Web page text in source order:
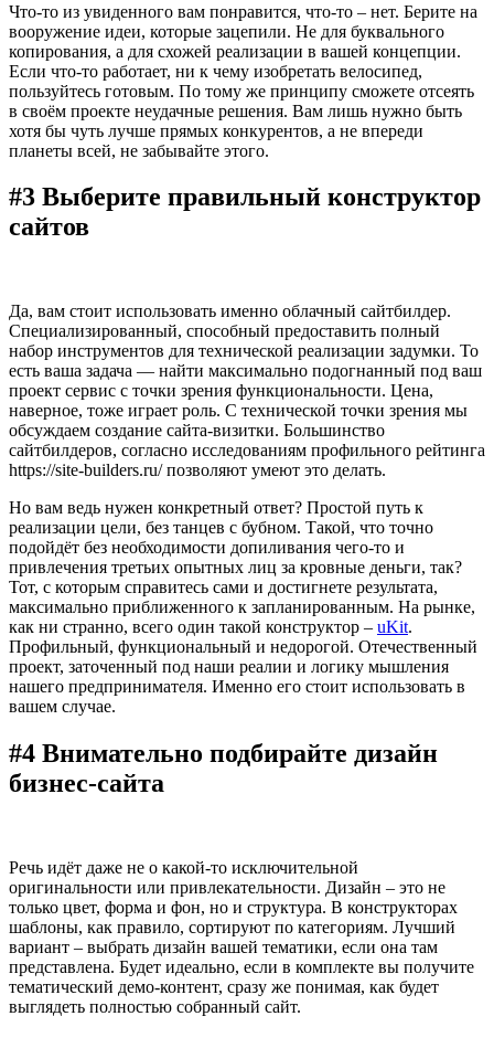
Что-то из увиденного вам понравится, что-то – нет. Берите на
вооружение идеи, которые зацепили. Не для буквального
копирования, а для схожей реализации в вашей концепции.
Если что-то работает, ни к чему изобретать велосипед,
пользуйтесь готовым. По тому же принципу сможете отсеять
в своём проекте неудачные решения. Вам лишь нужно быть
хотя бы чуть лучше прямых конкурентов, а не впереди
планеты всей, не забывайте этого.
#3 Выберите правильный конструктор
сайтов
Да, вам стоит использовать именно облачный сайтбилдер.
Специализированный, способный предоставить полный
набор инструментов для технической реализации задумки. То
есть ваша задача — найти максимально подогнанный под ваш
проект сервис с точки зрения функциональности. Цена,
наверное, тоже играет роль. С технической точки зрения мы
обсуждаем создание сайта-визитки. Большинство
сайтбилдеров, согласно исследованиям профильного рейтинга
https://site-builders.ru/ позволяют умеют это делать.
Но вам ведь нужен конкретный ответ? Простой путь к
реализации цели, без танцев с бубном. Такой, что точно
подойдёт без необходимости допиливания чего-то и
привлечения третьих опытных лиц за кровные деньги, так?
Тот, с которым справитесь сами и достигнете результата,
максимально приближенного к запланированным. На рынке,
как ни странно, всего один такой конструктор – uKit.
Профильный, функциональный и недорогой. Отечественный
проект, заточенный под наши реалии и логику мышления
нашего предпринимателя. Именно его стоит использовать в
вашем случае.
#4 Внимательно подбирайте дизайн
бизнес-сайта
Речь идёт даже не о какой-то исключительной
оригинальности или привлекательности. Дизайн – это не
только цвет, форма и фон, но и структура. В конструкторах
шаблоны, как правило, сортируют по категориям. Лучший
вариант – выбрать дизайн вашей тематики, если она там
представлена. Будет идеально, если в комплекте вы получите
тематический демо-контент, сразу же понимая, как будет
выглядеть полностью собранный сайт.